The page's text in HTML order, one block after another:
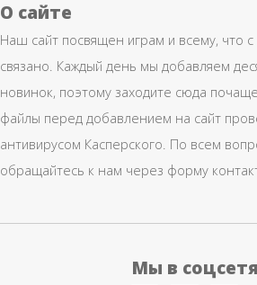
О сайте
Наш сайт посвящен играм и всему, что
связано. Каждый день мы добавляем
новинок, поэтому заходите сюда
файлы перед добавлением на сайт
антивирусом Касперского. По всем
обращайтесь к нам через форму
Мы в